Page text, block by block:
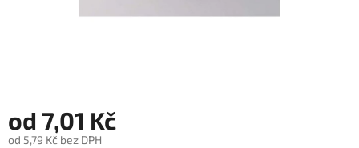
od 7,01 Kč
od 5,79 Kč bez DPH